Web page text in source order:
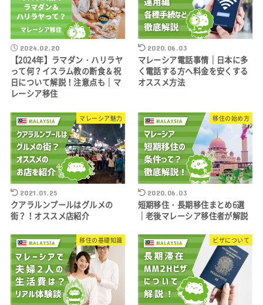
2024.02.20
【2024年】ラマダン・ハリラヤ
って何？イスラム教の断食＆祝
日について解説！注意点も｜マ
レーシア移住
2020.06.03
マレーシア電話事情｜日本に多
く電話する方へ料金を安くする
オススメ方法
マレーシア魅力
2021.01.25
クアラルンプールはグルメの
街？！オススメ店紹介
移住の始め方
2020.06.03
短期移住・長期移住まとめ6選
｜老後マレーシア移住者が解説
移住の基礎知識 ビザについて